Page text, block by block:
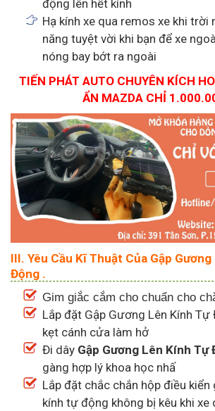
động lên hết kính
Hạ kính xe qua remos xe khi trời
năng tuyệt vời khi bạn để xe
nóng bay bớt ra ngoài
TIẾN PHÁT AUTO CHUYÊN KÍCH
ẨN MAZDA CHỈ
III. Yêu Cầu Kĩ Thuật Của Gập
Động .
Gim giắc cắm cho chuẩn cho
Lắp đặt Gập Gương Lên Kính
kẹt cánh cửa làm hở
Đi dây Gập Gương Lên Kính Tự
gàng hợp lý khoa học nhấ
Lắp đặt chắc chắn hộp điều
kính tự động không bị kêu khi xe